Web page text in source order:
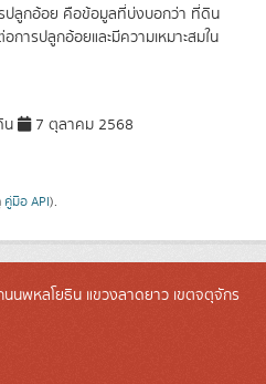
ปลูกอ้อย คือข้อมูลที่บ่งบอกว่า ที่ดิน
ารปลูกอ้อยและมีความเหมาะสมใน
น 7 ตุลาคม 2568
คู่มือ API).
พหลโยธิน แขวงลาดยาว เขตจตุจักร